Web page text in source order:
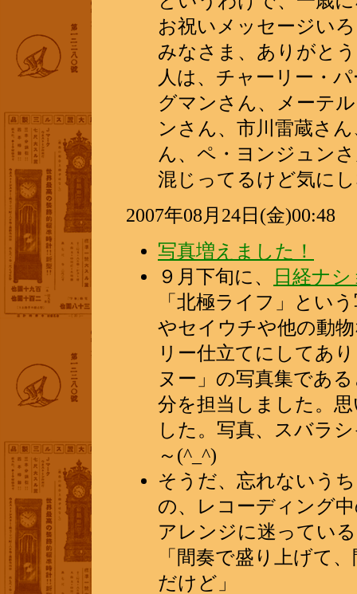
お祝いメッセージい
みなさま、ありがと
人は、チャーリー・
グマンさん、メーテ
ンさん、市川雷蔵さ
ん、ペ・ヨンジュン
混じってるけど気に
2007年08月24日(金)00:48
写真増えました！
９月下旬に、
日経ナ
「北極ライフ」とい
やセイウチや他の動
リー仕立てにしてあ
ヌー」の写真集であ
分を担当しました。
した。写真、スバラ
～(^_^)
そうだ、忘れないう
の、レコーディング
アレンジに迷ってい
「間奏で盛り上げて
だけど」